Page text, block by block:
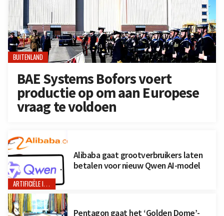
BUITENLAND
BAE Systems Bofors voert
productie op om aan Europese
vraag te voldoen
ARTIFICIËLE INTELLIGENTIE
Alibaba gaat grootverbruikers laten
betalen voor nieuw Qwen AI-model
Pentagon gaat het ‘Golden Dome’-